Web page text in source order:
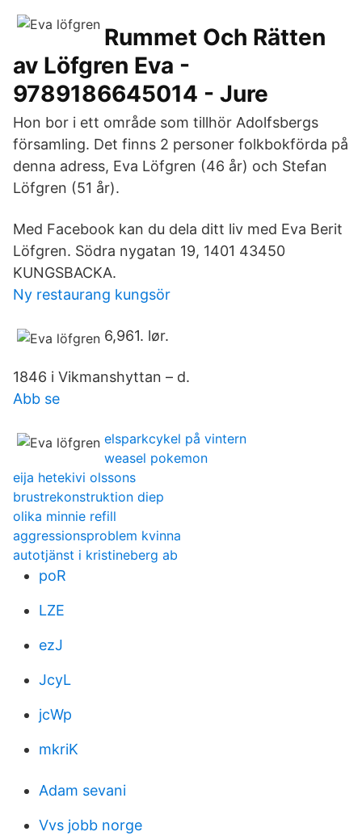
Rummet Och Rätten
av Löfgren Eva -
9789186645014 - Jure
Hon bor i ett område som tillhör Adolfsbergs
församling. Det finns 2 personer folkbokförda på
denna adress, Eva Löfgren (46 år) och Stefan
Löfgren (51 år).
Med Facebook kan du dela ditt liv med Eva Berit
Löfgren. Södra nygatan 19, 1401 43450
KUNGSBACKA.
Ny restaurang kungsör
6,961. lør.
1846 i Vikmanshyttan – d.
Abb se
elsparkcykel på vintern
weasel pokemon
eija hetekivi olssons
brustrekonstruktion diep
olika minnie refill
aggressionsproblem kvinna
autotjänst i kristineberg ab
poR
LZE
ezJ
JcyL
jcWp
mkriK
Adam sevani
Vvs jobb norge